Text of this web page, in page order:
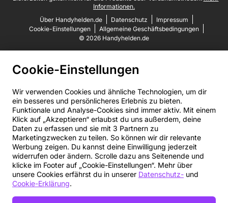
Informationen.
Über Handyhelden.de
Datenschutz
Impressum
Cookie-Einstellungen
Allgemeine Geschäftsbedingungen
© 2026 Handyhelden.de
Cookie-Einstellungen
Wir verwenden Cookies und ähnliche Technologien, um dir
ein besseres und persönlicheres Erlebnis zu bieten.
Funktionale und Analyse-Cookies sind immer aktiv. Mit einem
Klick auf „Akzeptieren“ erlaubst du uns außerdem, deine
Daten zu erfassen und sie mit 3 Partnern zu
Marketingzwecken zu teilen. So können wir dir relevante
Werbung zeigen. Du kannst deine Einwilligung jederzeit
widerrufen oder ändern. Scrolle dazu ans Seitenende und
klicke im Footer auf „Cookie-Einstellungen“. Mehr über
unsere Cookies erfährst du in unserer Datenschutz- und
Cookie-Erklärung.